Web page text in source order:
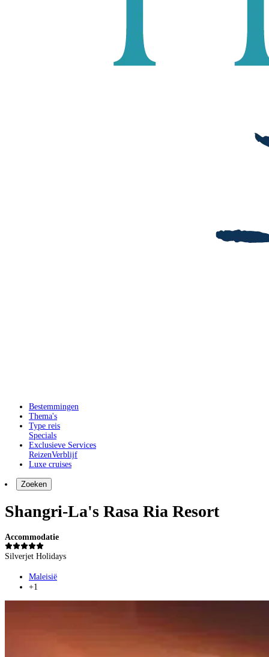
Bestemmingen
Thema's
Type reis
Specials
Exclusieve Services
ReizenVerblijf
Luxe cruises
Zoeken
Shangri-La's Rasa Ria Resort
Accommodatie
Silverjet Holidays
Maleisië
+1